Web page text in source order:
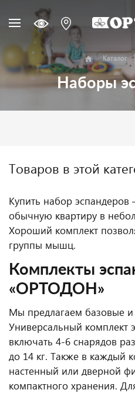
Каталог
Наборы
Товаров в этой
Купить набор эспандеров
обычную квартиру в
Хороший комплект
группы мышц.
Комплекты
«ОРТОДОН»
Мы предлагаем базовые
Универсальный комплект
включать 4-6 снарядов
до 14 кг. Также в каждый
настенный или дверной
компактного хранения.